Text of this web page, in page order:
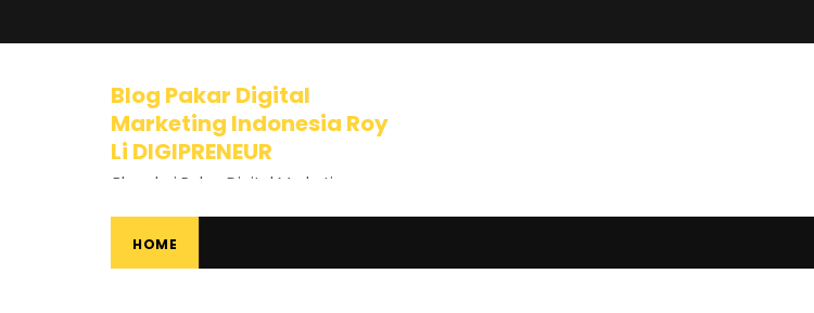
Blog Pakar Digital
Marketing Indonesia Roy
Li DIGIPRENEUR
Blog dari Pakar Digital Marketing
banyak tips dan pelajaran tentang
Bisnis Online, Dunia Internet, Bisnis
HOME